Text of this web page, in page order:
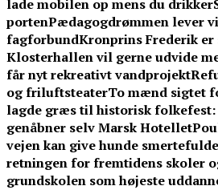
lade mobilen op mens du drikker
portenPædagogdrømmen lever
fagforbundKronprins Frederik
Klosterhallen vil gerne udvide
får nyt rekreativt vandprojekt
og friluftsteaterTo mænd sigtet
lagde græs til historisk
genåbner selv Marsk Hotellet
vejen kan give hunde
retningen for fremtidens skoler
grundskolen som højeste